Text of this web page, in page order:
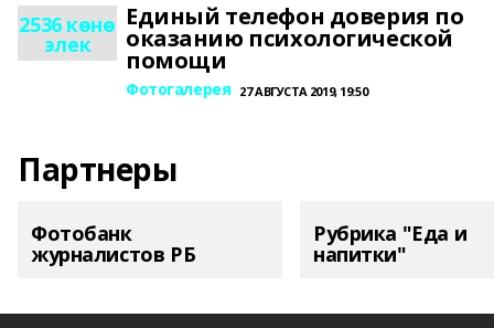
2536 көнө
элек
Единый телефон доверия по
оказанию психологической
помощи
Фотогалерея 27 АВГУСТА 2019, 19:50
Партнеры
Фотобанк
журналистов РБ
Рубрика "Еда и
напитки"